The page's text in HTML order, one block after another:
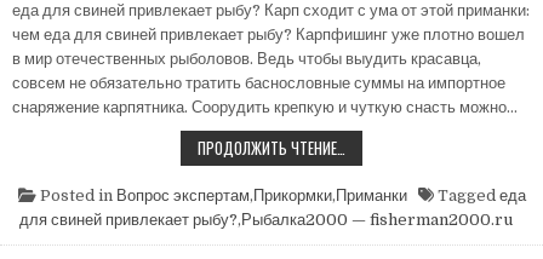
для
свиней
привлекает
рыбу?
еда для свиней привлекает рыбу? Карп сходит с ума от этой приманки:
чем еда для свиней привлекает рыбу? Карпфишинг уже плотно вошел
в мир отечественных рыболовов. Ведь чтобы выудить красавца,
совсем не обязательно тратить баснословные суммы на импортное
снаряжение карпятника. Соорудить крепкую и чуткую снасть можно…
ПРОДОЛЖИТЬ ЧТЕНИЕ…
ДЛЯ
ПРИВЛЕКАЕТ
РЫБУ?
Posted in Вопрос экспертам, Прикормки, Приманки Tagged еда
для свиней привлекает рыбу?, Рыбалка2000 — fisherman2000.ru